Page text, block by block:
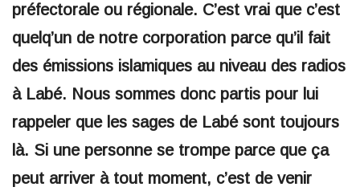
préfectorale ou régionale. C’est vrai que c’est
quelq’un de notre corporation parce qu’il fait
des émissions islamiques au niveau des radios
à Labé. Nous sommes donc partis pour lui
rappeler que les sages de Labé sont toujours
là. Si une personne se trompe parce que ça
peut arriver à tout moment, c’est de venir